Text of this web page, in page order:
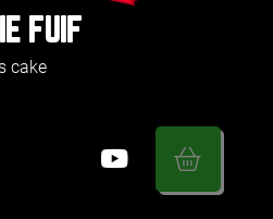
FUIF
cake